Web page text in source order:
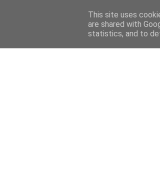
This site uses
are shared with
statistics, and to